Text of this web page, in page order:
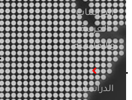
الدراسات
العربية
والإقليمية
الدراسات